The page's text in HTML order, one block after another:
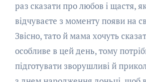
раз сказати про любов і щастя,
відчуваєте з моменту появи на
Звісно, тато й мама хочуть
особливе в цей день, тому
підготувати зворушливі й